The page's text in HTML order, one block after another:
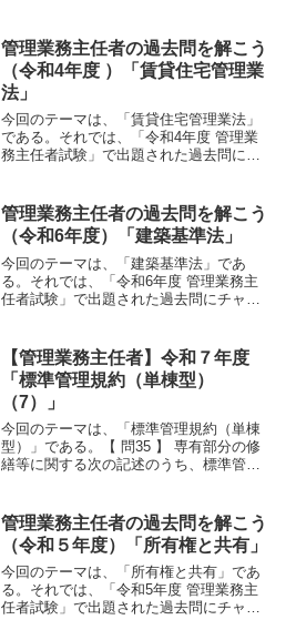
関する次の記述のうち、最も不適切なも
のはどれか。1...
管理業務主任者の過去問を解こう
（令和4年度 ）「賃貸住宅管理業
法」
今回のテーマは、「賃貸住宅管理業法」
である。それでは、「令和4年度 管理業
務主任者試験」で出題された過去問にチ
44】 次の賃貸住宅管理業法第1 条の
（ア）～（ウ）に入...
管理業務主任者の過去問を解こう
（令和6年度）「建築基準法」
今回のテーマは、「建築基準法」であ
る。それでは、「令和6年度 管理業務主
任者試験」で出題された過去問にチャレ
の調査・報告に関する次の記述のうち、
最も不適切な...
【管理業務主任者】令和７年度
「標準管理規約（単棟型）
（7）」
今回のテーマは、「標準管理規約（単棟
型）」である。【 問35 】 専有部分の修
繕等に関する次の記述のうち、標準管理
専有部分に影響を与えるおそれがない修
繕等を行う場合には...
管理業務主任者の過去問を解こう
（令和５年度）「所有権と共有」
今回のテーマは、「所有権と共有」であ
る。それでは、「令和5年度 管理業務主
任者試験」で出題された過去問にチャレ